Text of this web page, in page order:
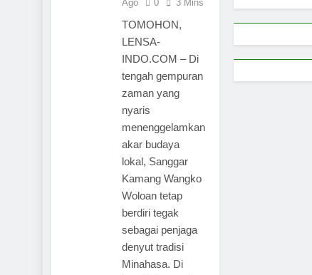
Ago
0 3 Mins
TOMOHON,
LENSA-
INDO.COM – Di
tengah gempuran
zaman yang
nyaris
menenggelamkan
akar budaya
lokal, Sanggar
Kamang Wangko
Woloan tetap
berdiri tegak
sebagai penjaga
denyut tradisi
Minahasa. Di